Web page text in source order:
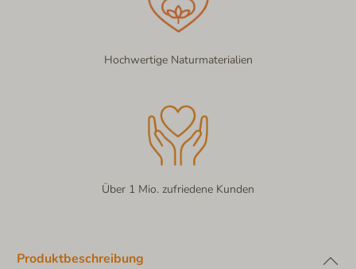
Hochwertige Naturmaterialien
Über 1 Mio. zufriedene Kunden
Produktbeschreibung